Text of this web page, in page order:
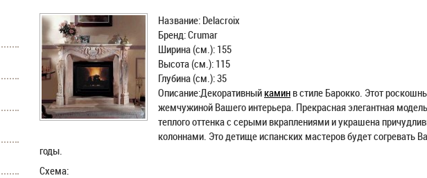
Название: Delacroix
Бренд: Crumar
Ширина (см.): 155
Высота (см.): 115
Глубина (см.): 35
Описание:Декоративный камин в стиле Барокко. Этот
жемчужиной Вашего интерьера. Прекрасная элегантная
теплого оттенка с серыми вкраплениями и украшена
колоннами. Это детище испанских мастеров будет согревать
годы.
Схема: